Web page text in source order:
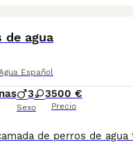
de agua
Español
3 3
Sexo
500 €
Precio